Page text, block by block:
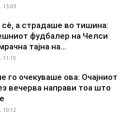
13:03
а страдаше во тишина:
фудбалер на Челси
тајна на...
11:15
го очекуваше ова: Очајниот
вечерва направи тоа што
10:12